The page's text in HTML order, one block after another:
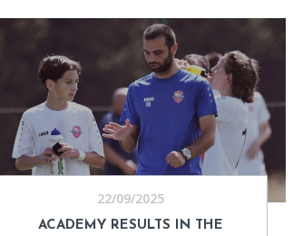
22/09/2025
ACADEMY RESULTS IN THE